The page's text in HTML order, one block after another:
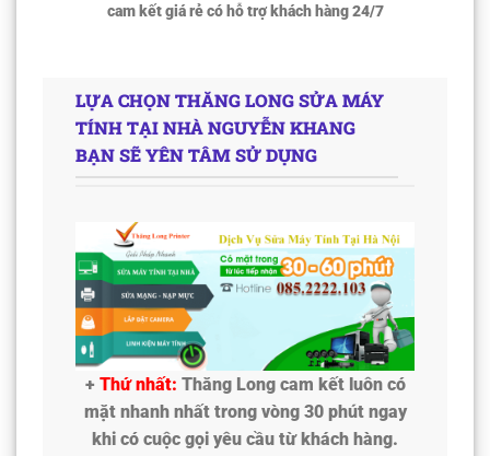
cam kết giá rẻ có hỗ trợ khách hàng 24/7
LỰA CHỌN THĂNG LONG SỬA MÁY
TÍNH TẠI NHÀ NGUYỄN KHANG
BẠN SẼ YÊN TÂM SỬ DỤNG
+ Thứ nhất: Thăng Long cam kết luôn có
mặt nhanh nhất trong vòng 30 phút ngay
khi có cuộc gọi yêu cầu từ khách hàng.